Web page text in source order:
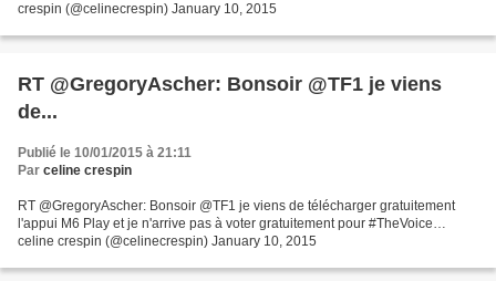
crespin (@celinecrespin) January 10, 2015
RT @GregoryAscher: Bonsoir @TF1 je viens
de...
Publié le 10/01/2015 à 21:11
Par celine crespin
RT @GregoryAscher: Bonsoir @TF1 je viens de télécharger gratuitement
l'appui M6 Play et je n'arrive pas à voter gratuitement pour #TheVoice…
celine crespin (@celinecrespin) January 10, 2015